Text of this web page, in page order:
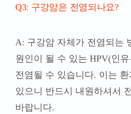
Q3: 구강암은 전염되나요?
A: 구강암 자체가 전염되는
원인이 될 수 있는 HPV(인
전염될 수 있습니다. 이는
있으니 반드시 내원하셔서
바랍니다.